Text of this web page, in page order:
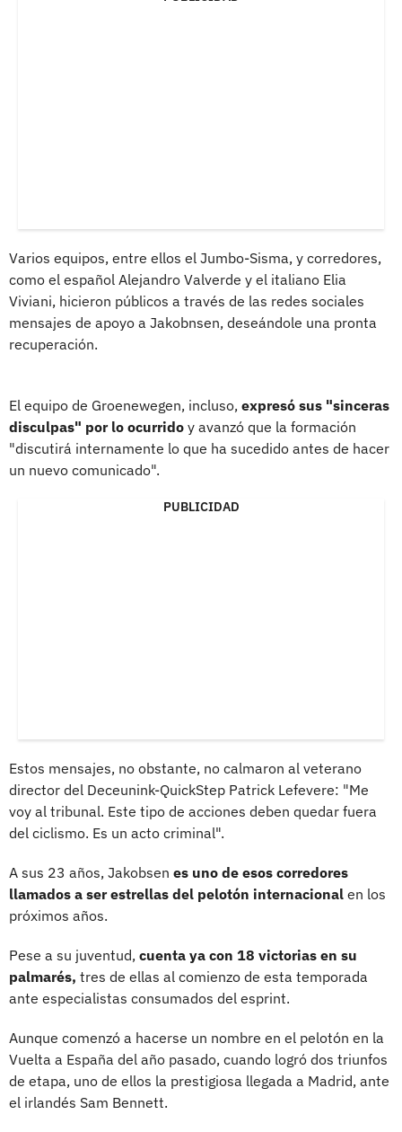
Varios equipos, entre ellos el Jumbo-Sisma, y corredores,
como el español Alejandro Valverde y el italiano Elia
Viviani, hicieron públicos a través de las redes sociales
mensajes de apoyo a Jakobnsen, deseándole una pronta
recuperación.
El equipo de Groenewegen, incluso, expresó sus "sinceras
disculpas" por lo ocurrido y avanzó que la formación
"discutirá internamente lo que ha sucedido antes de hacer
un nuevo comunicado".
PUBLICIDAD
Estos mensajes, no obstante, no calmaron al veterano
director del Deceunink-QuickStep Patrick Lefevere: "Me
voy al tribunal. Este tipo de acciones deben quedar fuera
del ciclismo. Es un acto criminal".
A sus 23 años, Jakobsen es uno de esos corredores
llamados a ser estrellas del pelotón internacional en los
próximos años.
Pese a su juventud, cuenta ya con 18 victorias en su
palmarés, tres de ellas al comienzo de esta temporada
ante especialistas consumados del esprint.
Aunque comenzó a hacerse un nombre en el pelotón en la
Vuelta a España del año pasado, cuando logró dos triunfos
de etapa, uno de ellos la prestigiosa llegada a Madrid, ante
el irlandés Sam Bennett.